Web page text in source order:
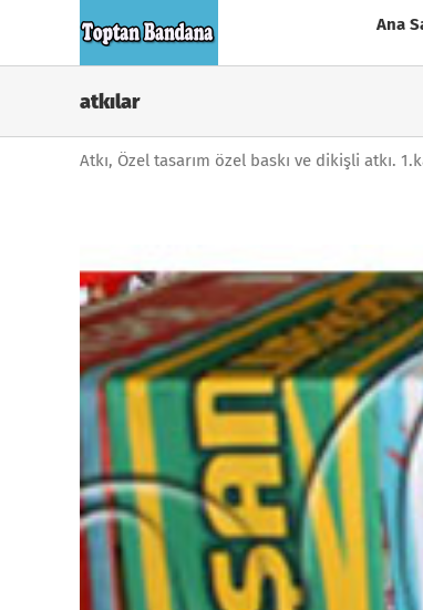
Ana
atkılar
Atkı, Özel tasarım özel baskı ve dikişli atkı.